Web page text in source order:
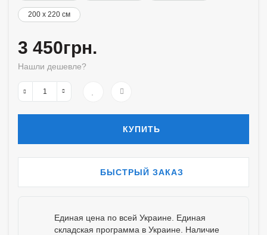
200 x 220 см
3 450грн.
Нашли дешевле?
КУПИТЬ
БЫСТРЫЙ ЗАКАЗ
Единая цена по всей Украине. Единая
складская программа в Украине. Наличие